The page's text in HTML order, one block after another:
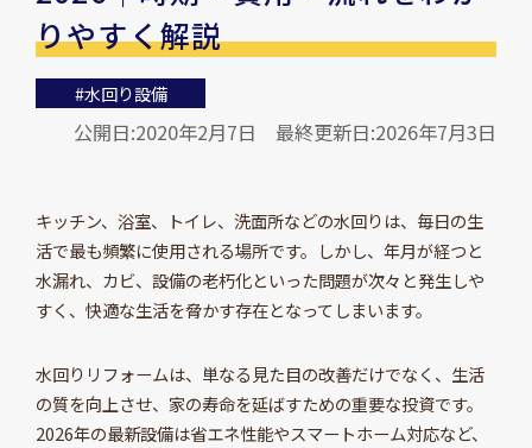
りやすく解説
#水回り設備
公開日:2020年2月7日 最終更新日:2026年7月3日
キッチン、浴室、トイレ、洗面所などの水回りは、毎日の生
活で最も頻繁に使用される場所です。しかし、年月が経つと
水漏れ、カビ、設備の老朽化といった問題が次々と発生しや
すく、快適な生活を脅かす存在となってしまいます。
水回りリフォームは、単なる見た目の改善だけでなく、生活
の質を向上させ、家の寿命を延ばすための重要な投資です。
2026年の最新設備は省エネ性能やスマートホーム対応など、